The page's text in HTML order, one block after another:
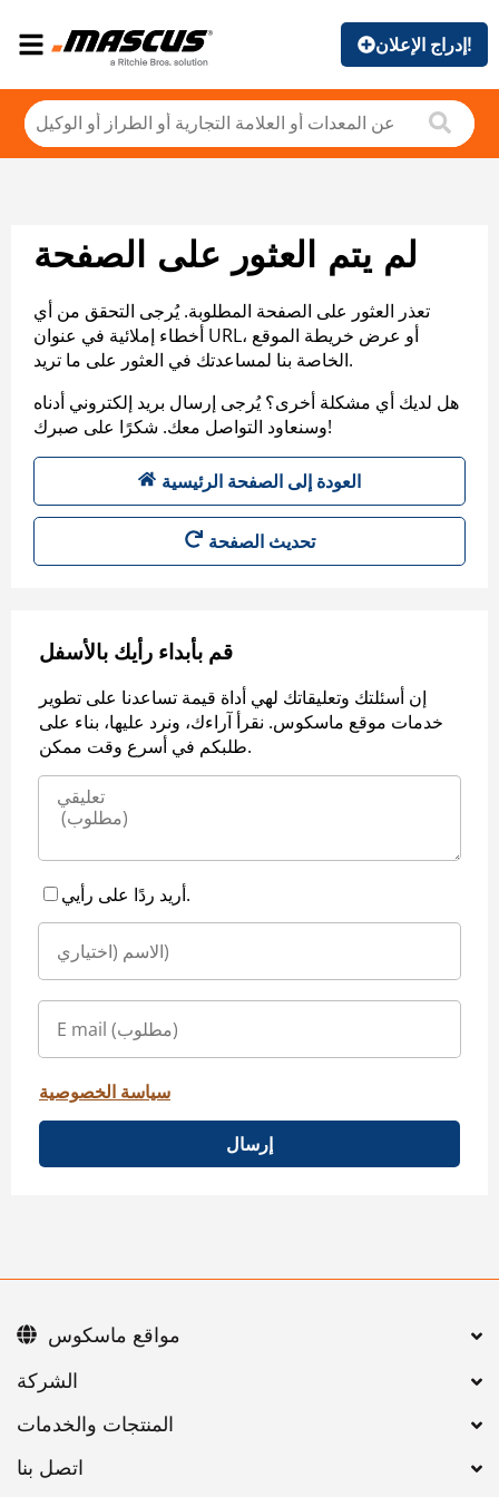
إدراج الإعلان!
لم يتم العثور على الصفحة
تعذر العثور على الصفحة المطلوبة. يُرجى التحقق من أي
أخطاء إملائية في عنوان URL، أو عرض خريطة الموقع
الخاصة بنا لمساعدتك في العثور على ما تريد.
هل لديك أي مشكلة أخرى؟ يُرجى إرسال بريد إلكتروني أدناه
وسنعاود التواصل معك. شكرًا على صبرك!
العودة إلى الصفحة الرئيسية
تحديث الصفحة
قم بأبداء رأيك بالأسفل
إن أسئلتك وتعليقاتك لهي أداة قيمة تساعدنا على تطوير
خدمات موقع ماسكوس. نقرأ آراءك، ونرد عليها، بناء على
طلبكم في أسرع وقت ممكن.
أريد ردًا على رأيي.
سياسة الخصوصية
إرسال
اتصل بنا
مواقع ماسكوس